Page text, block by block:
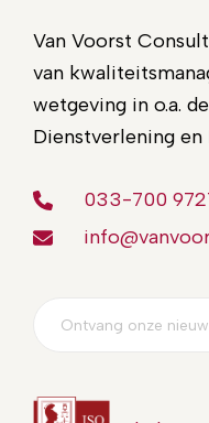
Van Voorst
van
wetgeving in o.a.
Dienstverlening
033-700